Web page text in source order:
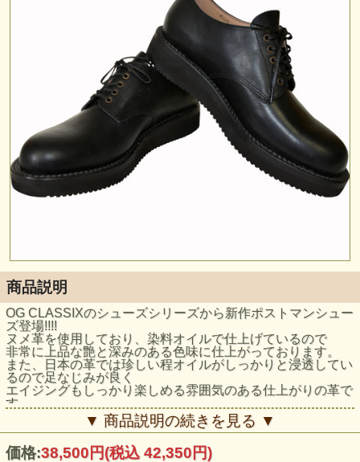
商品説明
OG CLASSIXのシューズシリーズから新作ポストマンシュー
ズ登場!!!!
ヌメ革を使用しており、染料オイルで仕上げているので
非常に上品な艶と深みのある色味に仕上がっております。
また、日本の革では珍しい程オイルがしっかりと浸透してい
るので足なじみが良く
エイジングもしっかり楽しめる雰囲気のある仕上がりの革で
す。
ビブラムソール(USA社)はクッション性が高く軽量で足当た
りを軽減する柔らかい素材になっておりますので非常に歩き
やすく、靴自体も軽くなります。
スタイルを選ばないポストマンシューズは間違いありませ
▼ 商品説明の続きを見る ▼
価格:38,500円(税込 42,350円)